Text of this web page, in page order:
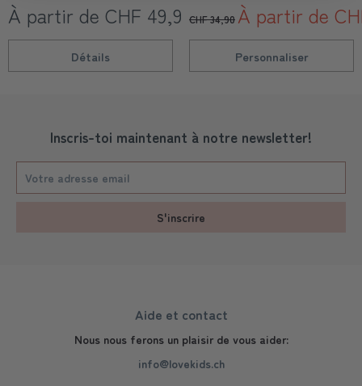
À partir de CHF 49,90
Détails
CHF 34,90 À partir de
Personnaliser
Inscris-toi maintenant à notre newsletter!
S'inscrire
Aide et contact
Nous nous ferons un plaisir de vous aider:
info@lovekids.ch